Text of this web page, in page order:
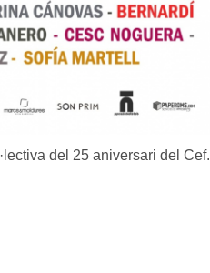
del 25 aniversari del Cef.